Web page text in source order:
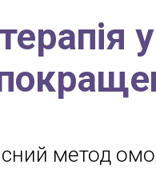
метод